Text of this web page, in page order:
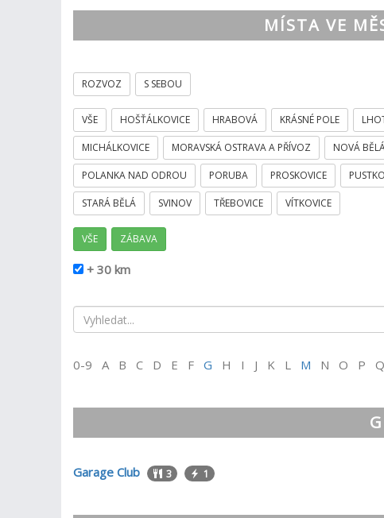
MÍSTA VE
ROZVOZ S SEBOU
VŠE HOŠŤÁLKOVICE HRABOVÁ KRÁSNÉ POLE
MICHÁLKOVICE MORAVSKÁ OSTRAVA A PŘÍVOZ NOVÁ
POLANKA NAD ODROU PORUBA PROSKOVICE
STARÁ BĚLÁ SVINOV TŘEBOVICE VÍTKOVICE
VŠE ZÁBAVA
+ 30 km
0-9 A B C D E F G H I J K L M N O P
G
Garage Club 3 1